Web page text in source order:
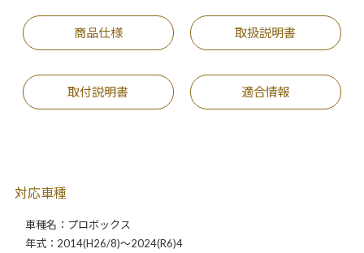
商品仕様 取扱説明書
取付説明書 適合情報
対応車種
車種名：プロボックス
年式：2014(H26/8)～2024(R6)4